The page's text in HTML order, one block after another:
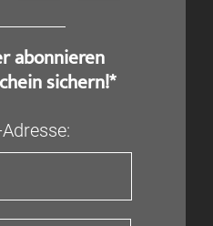
abonnieren
sichern!*